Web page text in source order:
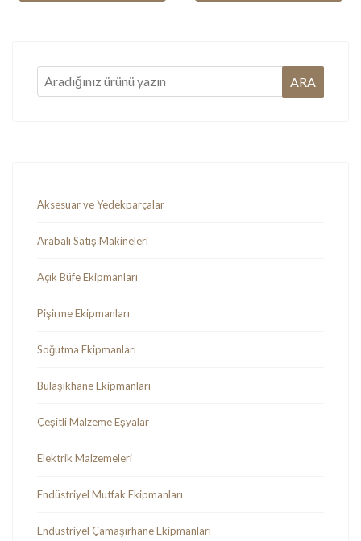
Aksesuar ve Yedekparçalar
Arabalı Satış Makineleri
Açık Büfe Ekipmanları
Pişirme Ekipmanları
Soğutma Ekipmanları
Bulaşıkhane Ekipmanları
Çeşitli Malzeme Eşyalar
Elektrik Malzemeleri
Endüstriyel Mutfak Ekipmanları
Endüstriyel Çamaşırhane Ekipmanları